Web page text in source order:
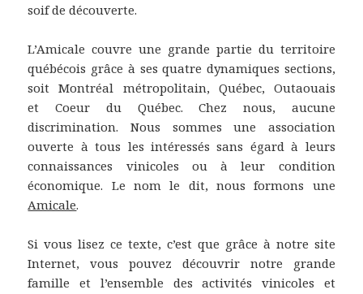
soif de découverte.
L’Amicale couvre une grande partie du territoire
québécois grâce à ses quatre dynamiques sections,
soit Montréal métropolitain, Québec, Outaouais
et Coeur du Québec. Chez nous, aucune
discrimination. Nous sommes une association
ouverte à tous les intéressés sans égard à leurs
connaissances vinicoles ou à leur condition
économique. Le nom le dit, nous formons une
Amicale.
Si vous lisez ce texte, c’est que grâce à notre site
Internet, vous pouvez découvrir notre grande
famille et l’ensemble des activités vinicoles et